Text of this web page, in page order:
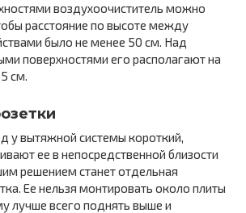
воздухоочиститель можно
расстояние по высоте между
было не менее 50 см. Над
поверхностями его располагают на
см.
у вытяжной системы короткий,
ее в непосредственной близости
решением станет отдельная
Ее нельзя монтировать около плиты
лучше всего поднять выше и